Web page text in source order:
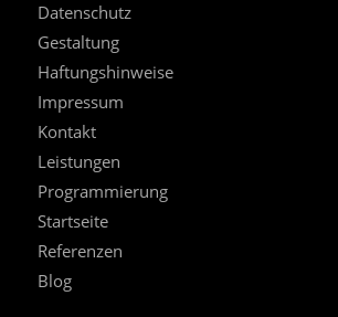
Datenschutz
Gestaltung
Haftungshinweise
Impressum
Kontakt
Leistungen
Programmierung
Startseite
Referenzen
Blog